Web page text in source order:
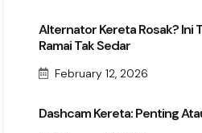
Alternator Kereta Rosak? Ini
Ramai Tak Sedar
February 12, 2026
Dashcam Kereta: Penting